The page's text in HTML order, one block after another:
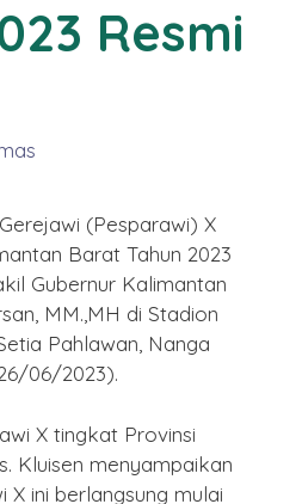
Resmi
(Pesparawi) X
Barat Tahun 2023
Gubernur Kalimantan
MM.,MH di Stadion
Pahlawan, Nanga
06/2023).
X tingkat Provinsi
Kluisen menyampaikan
X ini berlangsung mulai